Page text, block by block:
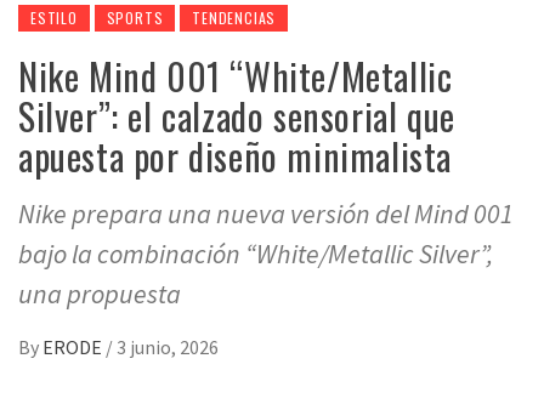
ESTILO SPORTS TENDENCIAS
Nike Mind 001 “White/Metallic
Silver”: el calzado sensorial que
apuesta por diseño minimalista
Nike prepara una nueva versión del Mind 001
bajo la combinación “White/Metallic Silver”,
una propuesta
By ERODE / 3 junio, 2026